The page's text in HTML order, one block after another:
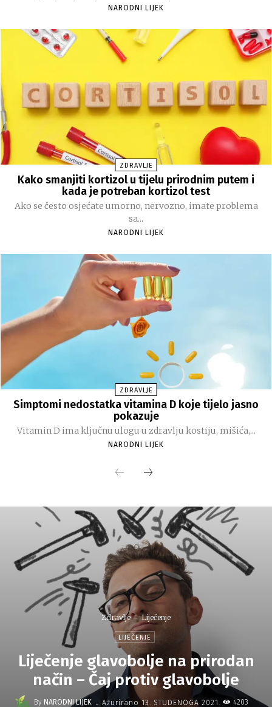
NARODNI LIJEK
ZDRAVLJE
Kako smanjiti kortizol u tijelu prirodnim putem i
kada je potreban kortizol test
Ako se često osjećate umorno, nervozno, imate problema
sa...
NARODNI LIJEK
ZDRAVLJE
Simptomi nedostatka vitamina D koje tijelo jasno
pokazuje
Vitamin D ima ključnu ulogu u zdravlju kostiju, mišića,...
NARODNI LIJEK